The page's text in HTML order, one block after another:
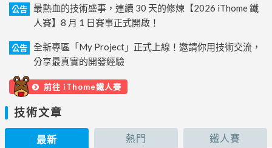
公告
最熱血的技術盛事，連續 30 天的修煉【2026 iThome 鐵
人賽】8 月 1 日賽事正式開啟！
公告
全新專區「My Project」正式上線！邀請你用技術交流，
分享最真實的開發經驗
前往 iThome鐵人賽
技術文章
最新 熱門 鐵人賽